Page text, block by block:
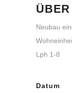
Neubau
Lph 1-8
Datum